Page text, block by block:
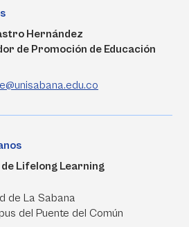
Hernández
de Promoción de Educación
Lifelong Learning
de La Sabana
del Puente del Común